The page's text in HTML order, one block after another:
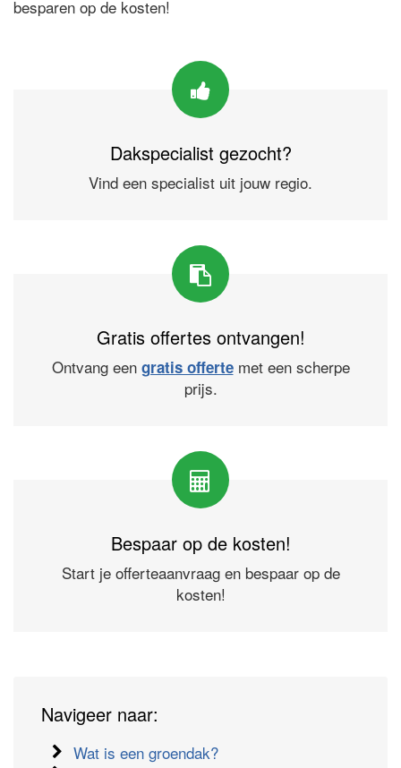
besparen op de kosten!
Dakspecialist gezocht?
Vind een specialist uit jouw regio.
Gratis offertes ontvangen!
Ontvang een gratis offertemet een scherpe
prijs.
Bespaar op de kosten!
Start je offerteaanvraag en bespaar op de
kosten!
Navigeer naar:
Wat is een groendak?